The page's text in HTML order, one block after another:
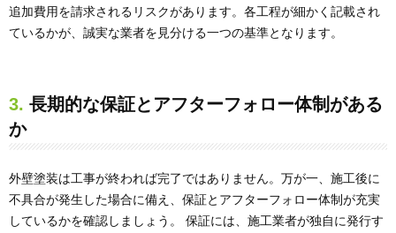
追加費用を請求されるリスクがあります。各工程が細かく記載され
ているかが、誠実な業者を見分ける一つの基準となります。
3. 長期的な保証とアフターフォロー体制がある
か
外壁塗装は工事が終われば完了ではありません。万が一、施工後に
不具合が発生した場合に備え、保証とアフターフォロー体制が充実
しているかを確認しましょう。 保証には、施工業者が独自に発行す